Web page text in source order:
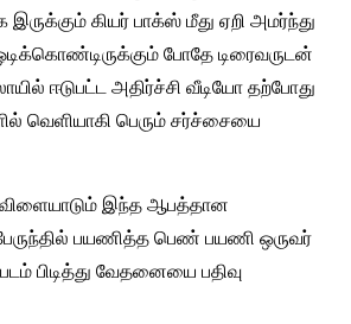
கியர் பாக்ஸ் மீது ஏறி அமர்ந்து
போதே டிரைவருடன்
ஈடுபட்ட அதிர்ச்சி வீடியோ தற்போது
வெளியாகி பெரும் சர்ச்சையை
இந்த ஆபத்தான
பயணித்த பெண் பயணி ஒருவர்
பிடித்து வேதனையை பதிவு